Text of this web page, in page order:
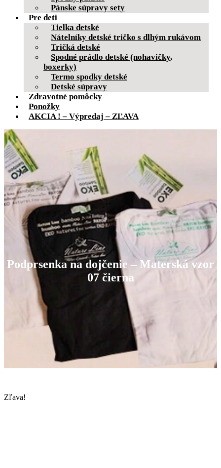
Pánske súpravy sety
Pre deti
Tielka detské
Nátelníky detské tričko s dlhým rukávom
Tričká detské
Spodné prádlo detské (nohavičky,
boxerky)
Termo spodky detské
Detské súpravy
Zdravotné pomôcky
Ponožky
AKCIA ! – Výpredaj – ZĽAVA
Podprsenka na dojčenie – Materská vzor
07 čierna
Zľava!